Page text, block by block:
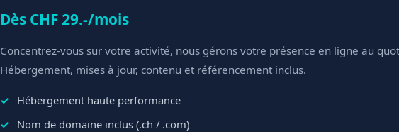
Dès CHF 29.-/mois
Concentrez-vous sur votre activité, nous gérons votre présence en ligne au
Hébergement, mises à jour, contenu et référencement inclus.
Hébergement haute performance
Nom de domaine inclus (.ch / .com)